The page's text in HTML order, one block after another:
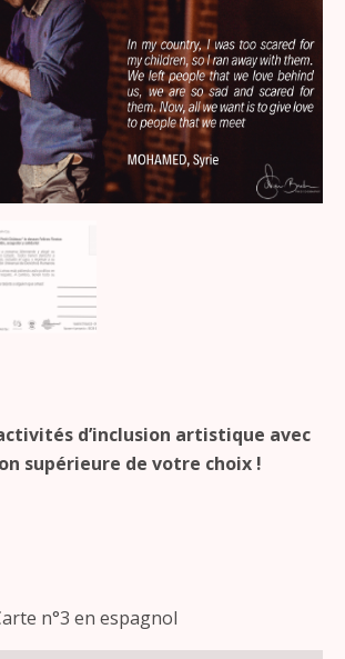
d’inclusion artistique avec
supérieure de votre choix !
n°3 en espagnol